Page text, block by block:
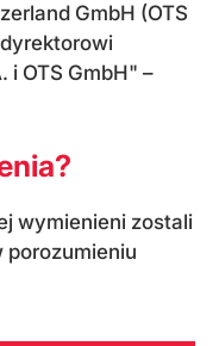
GmbH (OTS
dyrektorowi
i OTS GmbH" –
wymienieni zostali
porozumieniu